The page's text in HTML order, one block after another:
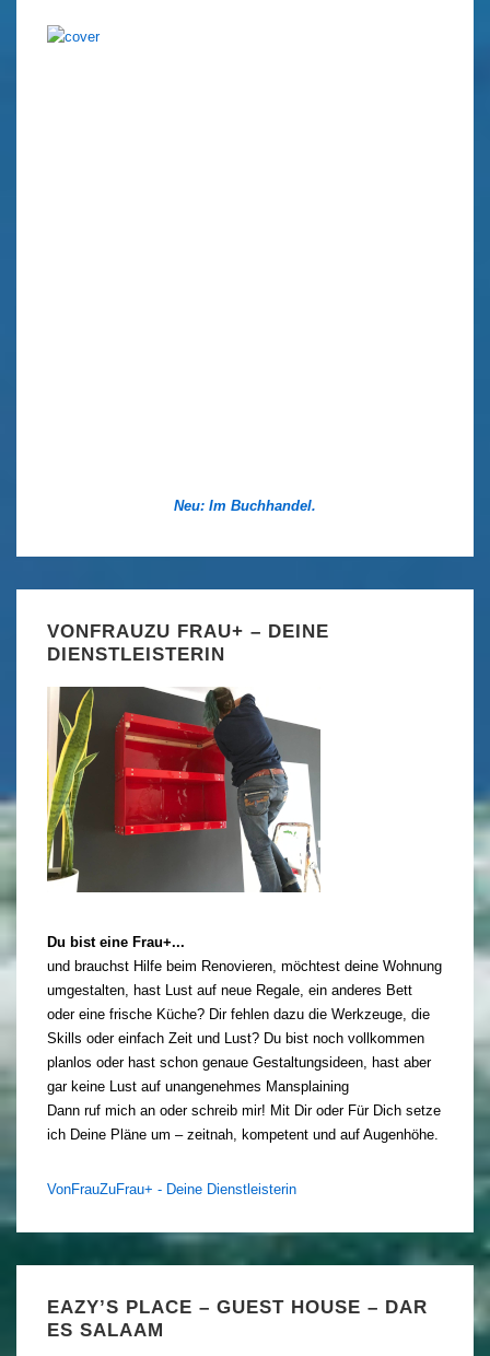
Neu: Im Buchhandel.
VONFRAUZU FRAU+ – DEINE
DIENSTLEISTERIN
Du bist eine Frau+...
und brauchst Hilfe beim Renovieren, möchtest deine Wohnung
umgestalten, hast Lust auf neue Regale, ein anderes Bett
oder eine frische Küche? Dir fehlen dazu die Werkzeuge, die
Skills oder einfach Zeit und Lust? Du bist noch vollkommen
planlos oder hast schon genaue Gestaltungsideen, hast aber
gar keine Lust auf unangenehmes Mansplaining
Dann ruf mich an oder schreib mir! Mit Dir oder Für Dich setze
ich Deine Pläne um – zeitnah, kompetent und auf Augenhöhe.
VonFrauZuFrau+ - Deine Dienstleisterin
EAZY’S PLACE – GUEST HOUSE – DAR
ES SALAAM